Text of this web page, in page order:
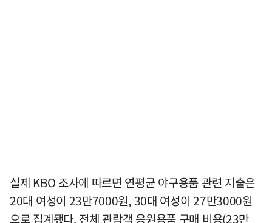
실제 KBO 조사에 따르면 연평균 야구용품 관련 지출은
20대 여성이 23만7000원, 30대 여성이 27만3000원
으로 집계됐다. 전체 관람객 응원용품 구매 비용(23만